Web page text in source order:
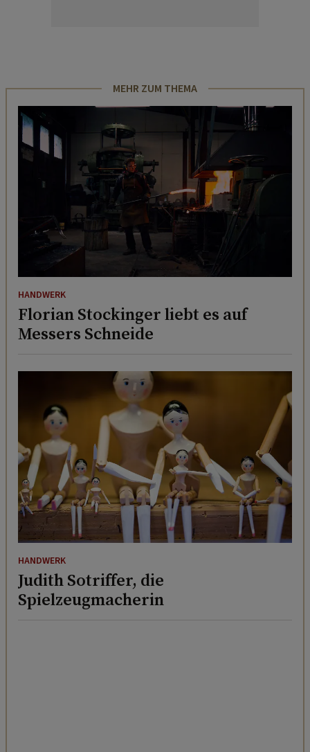
MEHR ZUM THEMA
HANDWERK
Florian Stockinger liebt es auf
Messers Schneide
HANDWERK
Judith Sotriffer, die
Spielzeugmacherin